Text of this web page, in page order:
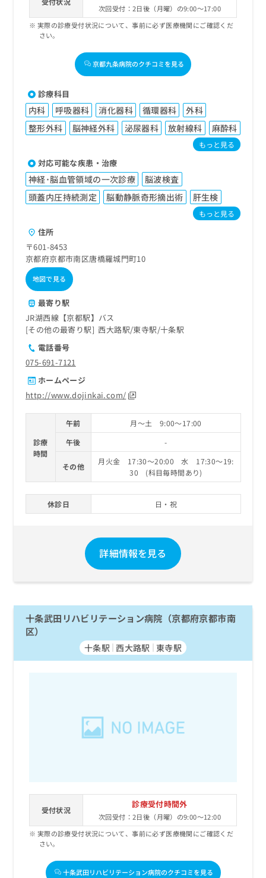
次回受付：2日後（月曜）の9:00～17:00
実際の診療受付状況について、事前に必ず医療機関にご確認くだ
さい。
京都九条病院のクチコミを見る
診療科目
内科 呼吸器科 消化器科 循環器科
外科
整形外科
脳神経外科 泌尿器科 放射線科 麻酔科
もっと見る
対応可能な疾患・治療
神経･脳血管領域の一次診療
脳波検査
頭蓋内圧持続測定
脳動静脈奇形摘出術 肝生検
もっと見る
住所
〒601-8453
京都府京都市南区唐橋羅城門町10
地図で見る
最寄り駅
JR湖西線【京都駅】バス
その他の最寄り駅
西大路駅 東寺駅 十条駅
電話番号
075-691-7121
ホームページ
http://www.dojinkai.com/
診療
時間
午前
月～土 9:00～17:00
午後
-
その他
月火金 17:30～20:00 水 17:30～19:
30 (科目毎時間あり)
休診日 日・祝
詳細情報を見る
十条武田リハビリテーション病院（京都府京都市南
区）
十条駅 西大路駅 東寺駅
受付状況
診療受付時間外
次回受付：2日後（月曜）の9:00～12:00
実際の診療受付状況について、事前に必ず医療機関にご確認くだ
さい。
十条武田リハビリテーション病院のクチコミを見る